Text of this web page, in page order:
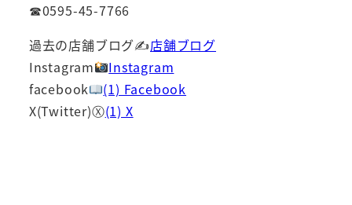
☎0595-45-7766
過去の店舗ブログ✍店舗ブログ
Instagram
Instagram
facebook
(1) Facebook
X(Twitter)Ⓧ(1) X